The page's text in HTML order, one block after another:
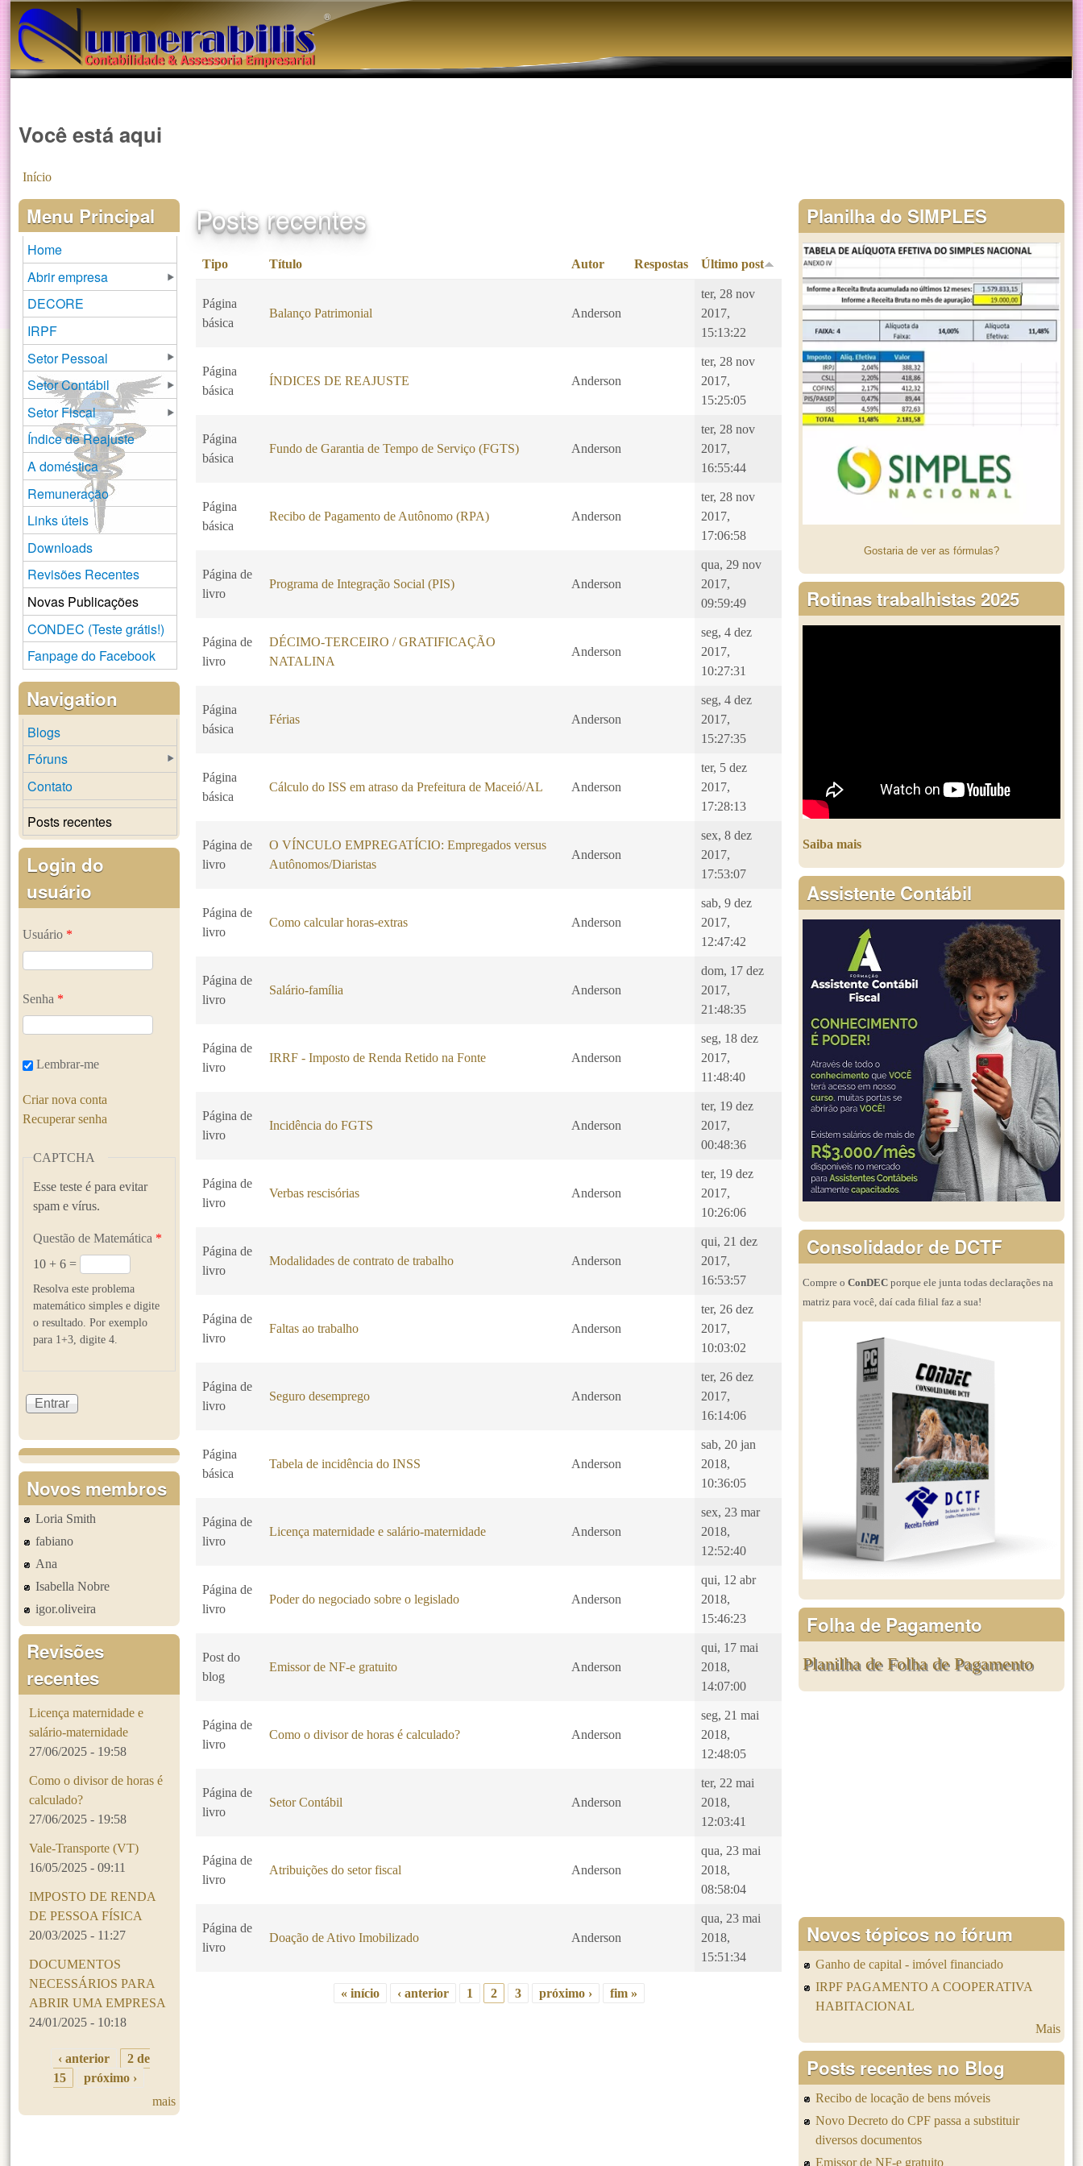
®️
Você está aqui
Início
Posts recentes
Tipo Título Autor Respostas Último post
Página
básica
Balanço Patrimonial Anderson
ter, 28 nov
2017,
15:13:22
Página
básica
ÍNDICES DE REAJUSTE Anderson
ter, 28 nov
2017,
15:25:05
Página
básica
Fundo de Garantia de Tempo de Serviço (FGTS) Anderson
ter, 28 nov
2017,
16:55:44
Página
básica
Recibo de Pagamento de Autônomo (RPA) Anderson
ter, 28 nov
2017,
17:06:58
Página de
livro
Programa de Integração Social (PIS) Anderson
qua, 29 nov
2017,
09:59:49
Página de
livro
DÉCIMO-TERCEIRO / GRATIFICAÇÃO
NATALINA
Anderson
seg, 4 dez
2017,
10:27:31
Página
básica
Férias Anderson
seg, 4 dez
2017,
15:27:35
Página
básica
Cálculo do ISS em atraso da Prefeitura de Maceió/AL Anderson
ter, 5 dez
2017,
17:28:13
Página de
livro
O VÍNCULO EMPREGATÍCIO: Empregados versus
Autônomos/Diaristas
Anderson
sex, 8 dez
2017,
17:53:07
Página de
livro
Como calcular horas-extras Anderson
sab, 9 dez
2017,
12:47:42
Página de
livro
Salário-família Anderson
dom, 17 dez
2017,
21:48:35
Página de
livro
IRRF - Imposto de Renda Retido na Fonte Anderson
seg, 18 dez
2017,
11:48:40
Página de
livro
Incidência do FGTS Anderson
ter, 19 dez
2017,
00:48:36
Página de
livro
Verbas rescisórias Anderson
ter, 19 dez
2017,
10:26:06
Página de
livro
Modalidades de contrato de trabalho Anderson
qui, 21 dez
2017,
16:53:57
Página de
livro
Faltas ao trabalho Anderson
ter, 26 dez
2017,
10:03:02
Página de
livro
Seguro desemprego Anderson
ter, 26 dez
2017,
16:14:06
Página
básica
Tabela de incidência do INSS Anderson
sab, 20 jan
2018,
10:36:05
Página de
livro
Licença maternidade e salário-maternidade Anderson
sex, 23 mar
2018,
12:52:40
Página de
livro
Poder do negociado sobre o legislado Anderson
qui, 12 abr
2018,
15:46:23
Post do
blog
Emissor de NF-e gratuito Anderson
qui, 17 mai
2018,
14:07:00
Página de
livro
Como o divisor de horas é calculado? Anderson
seg, 21 mai
2018,
12:48:05
Página de
livro
Setor Contábil Anderson
ter, 22 mai
2018,
12:03:41
Página de
livro
Atribuições do setor fiscal Anderson
qua, 23 mai
2018,
08:58:04
Página de
livro
Doação de Ativo Imobilizado Anderson
qua, 23 mai
2018,
15:51:34
« início ‹ anterior 1 2 3 próximo › fim »
Menu Principal
Home
Abrir empresa
DECORE
IRPF
Setor Pessoal
Setor Contábil
Setor Fiscal
Índice de Reajuste
A doméstica
Remuneração
Links úteis
Downloads
Revisões Recentes
Novas Publicações
CONDEC (Teste grátis!)
Fanpage do Facebook
Navigation
Blogs
Fóruns
Contato
Posts recentes
Login do
usuário
Usuário *
Senha *
Lembrar-me
Criar nova conta
Recuperar senha
CAPTCHA
Esse teste é para evitar
spam e vírus.
Questão de Matemática *
10 + 6 =
Resolva este problema
matemático simples e digite
o resultado. Por exemplo
para 1+3, digite 4.
Novos membros
Loria Smith
fabiano
Ana
Isabella Nobre
igor.oliveira
Revisões
recentes
Licença maternidade e
salário-maternidade
27/06/2025 - 19:58
Como o divisor de horas é
calculado?
27/06/2025 - 19:58
Vale-Transporte (VT)
16/05/2025 - 09:11
IMPOSTO DE RENDA
DE PESSOA FÍSICA
20/03/2025 - 11:27
DOCUMENTOS
NECESSÁRIOS PARA
ABRIR UMA EMPRESA
24/01/2025 - 10:18
‹ anterior
2 de
15
próximo ›
mais
Planilha do SIMPLES
Gostaria de ver as fórmulas?
Rotinas trabalhistas 2025
Saiba mais
Assistente Contábil
Consolidador de DCTF
Compre o ConDEC porque ele junta todas declarações na
matriz para você, daí cada filial faz a sua!
Folha de Pagamento
Planilha de Folha de Pagamento
Novos tópicos no fórum
Ganho de capital - imóvel financiado
IRPF PAGAMENTO A COOPERATIVA
HABITACIONAL
Mais
Posts recentes no Blog
Recibo de locação de bens móveis
Novo Decreto do CPF passa a substituir
diversos documentos
Emissor de NF-e gratuito